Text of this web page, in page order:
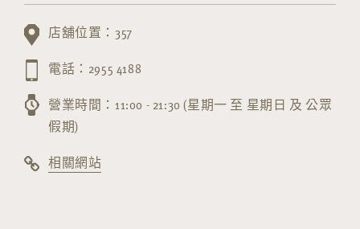
店舖位置：357
電話：2955 4188
營業時間：11:00 - 21:30 (星期一 至 星期日 及 公眾
假期)
相關網站